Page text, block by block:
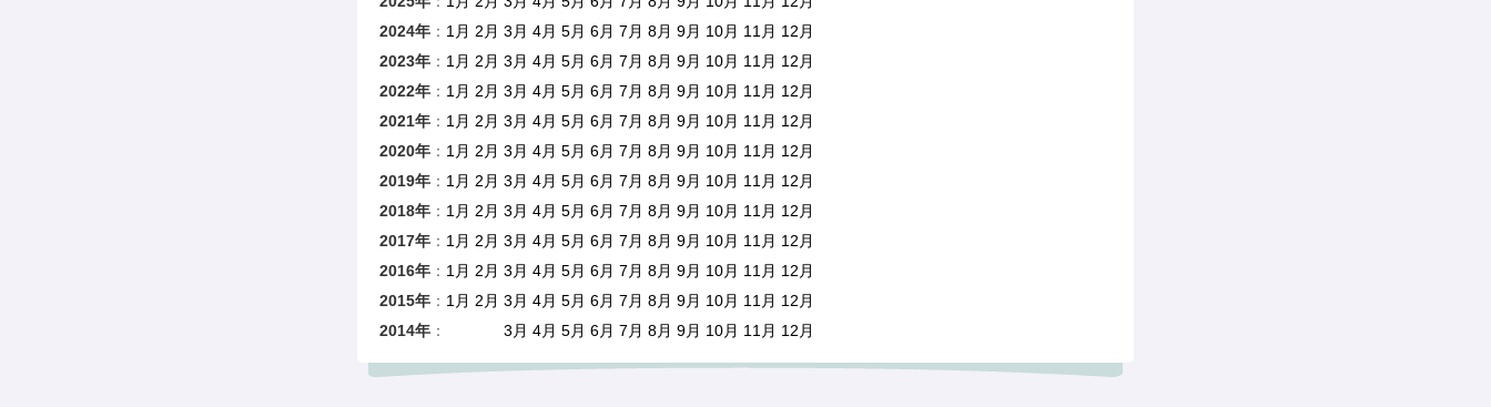
2024年 ： 1月 2月 3月 4月 5月 6月 7月 8月 9月 10月 11月 12月
2023年 ： 1月 2月 3月 4月 5月 6月 7月 8月 9月 10月 11月 12月
2022年 ： 1月 2月 3月 4月 5月 6月 7月 8月 9月 10月 11月 12月
2021年 ： 1月 2月 3月 4月 5月 6月 7月 8月 9月 10月 11月 12月
2020年 ： 1月 2月 3月 4月 5月 6月 7月 8月 9月 10月 11月 12月
2019年 ： 1月 2月 3月 4月 5月 6月 7月 8月 9月 10月 11月 12月
2018年 ： 1月 2月 3月 4月 5月 6月 7月 8月 9月 10月 11月 12月
2017年 ： 1月 2月 3月 4月 5月 6月 7月 8月 9月 10月 11月 12月
2016年 ： 1月 2月 3月 4月 5月 6月 7月 8月 9月 10月 11月 12月
2015年 ： 1月 2月 3月 4月 5月 6月 7月 8月 9月 10月 11月 12月
2014年 ： 3月 4月 5月 6月 7月 8月 9月 10月 11月 12月